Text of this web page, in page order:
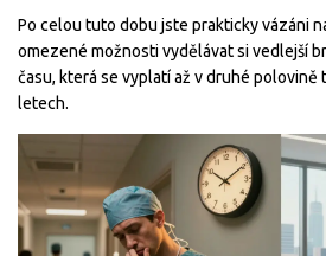
Po celou tuto dobu jste prakticky vázáni
omezené možnosti vydělávat si vedlejší
času, která se vyplatí až v druhé
letech.